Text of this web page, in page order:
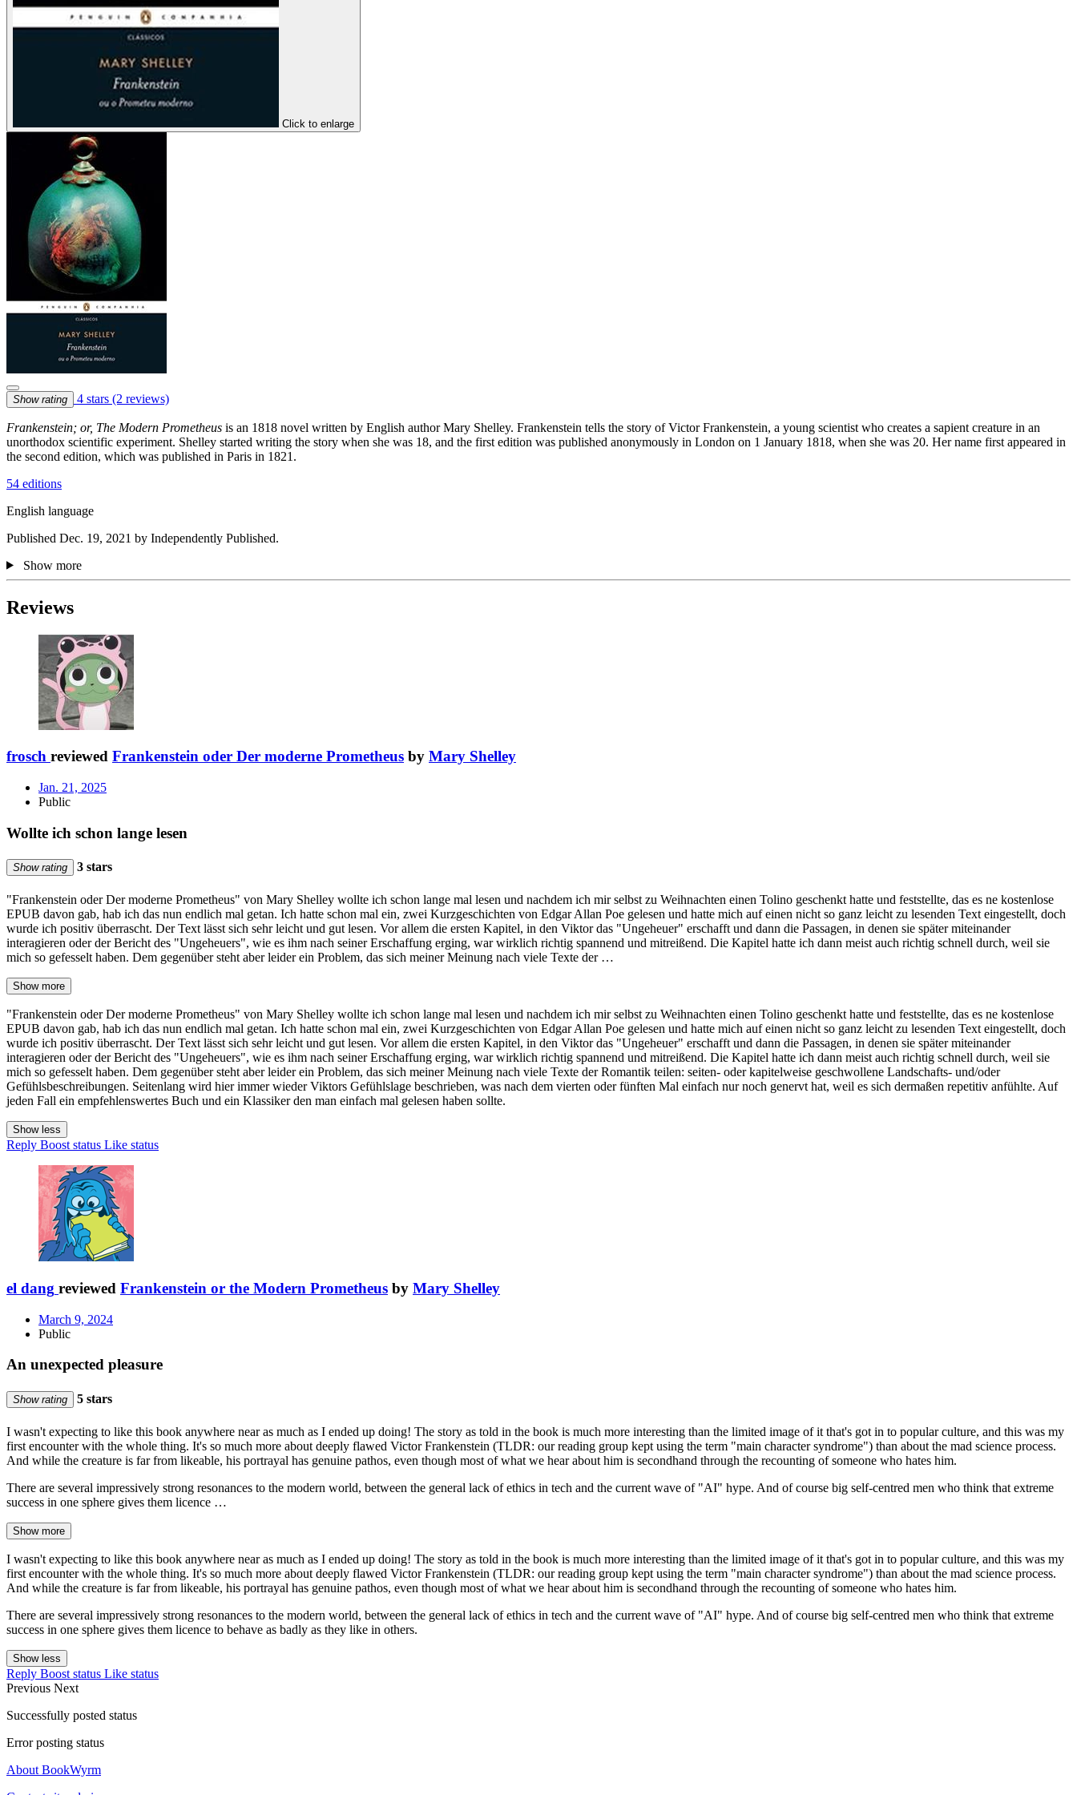
Click to enlarge
Show rating 4 stars (2 reviews)
Frankenstein; or, The Modern Prometheus is an 1818 novel written by English author Mary Shelley. Frankenstein tells the story of Victor Frankenstein, a young scientist who creates a sapient creature in an
unorthodox scientific experiment. Shelley started writing the story when she was 18, and the first edition was published anonymously in London on 1 January 1818, when she was 20. Her name first appeared in
the second edition, which was published in Paris in 1821.
54 editions
English language
Published Dec. 19, 2021 by Independently Published.
Show more
Reviews
frosch reviewed Frankenstein oder Der moderne Prometheus by Mary Shelley
Jan. 21, 2025
Public
Wollte ich schon lange lesen
Show rating 3 stars
"Frankenstein oder Der moderne Prometheus" von Mary Shelley wollte ich schon lange mal lesen und nachdem ich mir selbst zu Weihnachten einen Tolino geschenkt hatte und feststellte, das es ne kostenlose
EPUB davon gab, hab ich das nun endlich mal getan. Ich hatte schon mal ein, zwei Kurzgeschichten von Edgar Allan Poe gelesen und hatte mich auf einen nicht so ganz leicht zu lesenden Text eingestellt, doch
wurde ich positiv überrascht. Der Text lässt sich sehr leicht und gut lesen. Vor allem die ersten Kapitel, in den Viktor das "Ungeheuer" erschafft und dann die Passagen, in denen sie später miteinander
interagieren oder der Bericht des "Ungeheuers", wie es ihm nach seiner Erschaffung erging, war wirklich richtig spannend und mitreißend. Die Kapitel hatte ich dann meist auch richtig schnell durch, weil sie
mich so gefesselt haben. Dem gegenüber steht aber leider ein Problem, das sich meiner Meinung nach viele Texte der …
Show more
"Frankenstein oder Der moderne Prometheus" von Mary Shelley wollte ich schon lange mal lesen und nachdem ich mir selbst zu Weihnachten einen Tolino geschenkt hatte und feststellte, das es ne kostenlose
EPUB davon gab, hab ich das nun endlich mal getan. Ich hatte schon mal ein, zwei Kurzgeschichten von Edgar Allan Poe gelesen und hatte mich auf einen nicht so ganz leicht zu lesenden Text eingestellt, doch
wurde ich positiv überrascht. Der Text lässt sich sehr leicht und gut lesen. Vor allem die ersten Kapitel, in den Viktor das "Ungeheuer" erschafft und dann die Passagen, in denen sie später miteinander
interagieren oder der Bericht des "Ungeheuers", wie es ihm nach seiner Erschaffung erging, war wirklich richtig spannend und mitreißend. Die Kapitel hatte ich dann meist auch richtig schnell durch, weil sie
mich so gefesselt haben. Dem gegenüber steht aber leider ein Problem, das sich meiner Meinung nach viele Texte der Romantik teilen: seiten- oder kapitelweise geschwollene Landschafts- und/oder
Gefühlsbeschreibungen. Seitenlang wird hier immer wieder Viktors Gefühlslage beschrieben, was nach dem vierten oder fünften Mal einfach nur noch genervt hat, weil es sich dermaßen repetitiv anfühlte. Auf
jeden Fall ein empfehlenswertes Buch und ein Klassiker den man einfach mal gelesen haben sollte.
Show less
Reply Boost status Like status
el dang reviewed Frankenstein or the Modern Prometheus by Mary Shelley
March 9, 2024
Public
An unexpected pleasure
Show rating 5 stars
I wasn't expecting to like this book anywhere near as much as I ended up doing! The story as told in the book is much more interesting than the limited image of it that's got in to popular culture, and this was my
first encounter with the whole thing. It's so much more about deeply flawed Victor Frankenstein (TLDR: our reading group kept using the term "main character syndrome") than about the mad science process.
And while the creature is far from likeable, his portrayal has genuine pathos, even though most of what we hear about him is secondhand through the recounting of someone who hates him.
There are several impressively strong resonances to the modern world, between the general lack of ethics in tech and the current wave of "AI" hype. And of course big self-centred men who think that extreme
success in one sphere gives them licence …
Show more
I wasn't expecting to like this book anywhere near as much as I ended up doing! The story as told in the book is much more interesting than the limited image of it that's got in to popular culture, and this was my
first encounter with the whole thing. It's so much more about deeply flawed Victor Frankenstein (TLDR: our reading group kept using the term "main character syndrome") than about the mad science process.
And while the creature is far from likeable, his portrayal has genuine pathos, even though most of what we hear about him is secondhand through the recounting of someone who hates him.
There are several impressively strong resonances to the modern world, between the general lack of ethics in tech and the current wave of "AI" hype. And of course big self-centred men who think that extreme
success in one sphere gives them licence to behave as badly as they like in others.
Show less
Reply Boost status Like status
Previous Next
Successfully posted status
Error posting status
About BookWyrm